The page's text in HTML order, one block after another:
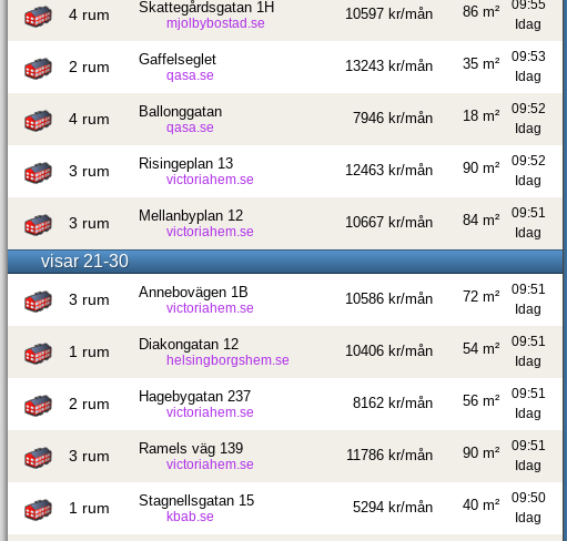
4 rum Skattegårdsgatan 1H
mjolbybostad.se
10597 kr/mån
09:55
Idag
86 m²
2 rum Gaffelseglet
qasa.se
13243 kr/mån
09:53
Idag
35 m²
4 rum Ballonggatan
qasa.se
7946 kr/mån
09:52
Idag
18 m²
3 rum Risingeplan 13
victoriahem.se
12463 kr/mån
09:52
Idag
90 m²
3 rum Mellanbyplan 12
victoriahem.se
10667 kr/mån
09:51
Idag
84 m²
visar 21-30
3 rum Annebovägen 1B
victoriahem.se
10586 kr/mån
09:51
Idag
72 m²
1 rum Diakongatan 12
helsingborgshem.se
10406 kr/mån
09:51
Idag
54 m²
2 rum Hagebygatan 237
victoriahem.se
8162 kr/mån
09:51
Idag
56 m²
3 rum Ramels väg 139
victoriahem.se
11786 kr/mån
09:51
Idag
90 m²
1 rum Stagnellsgatan 15
kbab.se
5294 kr/mån
09:50
Idag
40 m²